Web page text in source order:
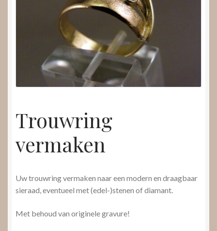
Submenu
uitvouwen
Trouwring
vermaken
Uw trouwring vermaken naar een modern en draagbaar
sieraad, eventueel met (edel-)stenen of diamant.
Met behoud van originele gravure!